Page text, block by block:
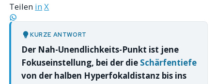
Teilen inX
KURZE ANTWORT
Der Nah-Unendlichkeits-Punkt ist jene
Fokuseinstellung, bei der die Schärfentiefe
von der halben Hyperfokaldistanz bis ins